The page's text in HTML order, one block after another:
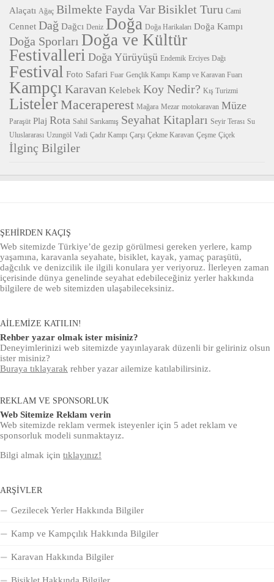
Alaçatı Ağaç Bilmekte Fayda VarBisiklet Turu Cami
Cennet Dağ Dağcı Deniz Doğa Doğa Harikaları Doğa Kampı
Doğa Sporları Doğa ve Kültür
Festivalleri Doğa Yürüyüşü Endemik Erciyes Dağı
Festival Foto Safari Fuar Gençlik Kampı Kamp ve Karavan Fuarı
Kampçı Karavan Kelebek Koy Nedir? Kış Turizmi
ListelerMaceraperest Mağara Mezar motokaravan Müze
Paraşüt Plaj Rota Sahil Sarıkamış Seyahat Kitapları Seyir Terası Su
Uluslararası Uzungöl Vadi Çadır Kampı Çarşı Çekme Karavan Çeşme Çiçek
İlginç Bilgiler
ŞEHIRDEN KAÇIŞ
Web sitemizde Türkiye’de gezip görülmesi gereken yerlere, kamp
yaşamına, karavanla seyahate, bisiklet, kayak, yamaç paraşütü,
dağcılık ve denizcilik ile ilgili konulara yer veriyoruz. İlerleyen zaman
içerisinde dünya genelinde seyahat edebileceğiniz yerler hakkında
bilgilere de web sitemizden ulaşabileceksiniz.
AILEMIZE KATILIN!
Rehber yazar olmak ister misiniz?
Deneyimlerinizi web sitemizde yayınlayarak düzenli bir geliriniz olsun
ister misiniz?
Buraya tıklayarak rehber yazar ailemize katılabilirsiniz.
REKLAM VE SPONSORLUK
Web Sitemize Reklam verin
Web sitemizde reklam vermek isteyenler için 5 adet reklam ve
sponsorluk modeli sunmaktayız.
Bilgi almak için tıklayınız!
ARŞIVLER
Gezilecek Yerler Hakkında Bilgiler
Kamp ve Kampçılık Hakkında Bilgiler
Karavan Hakkında Bilgiler